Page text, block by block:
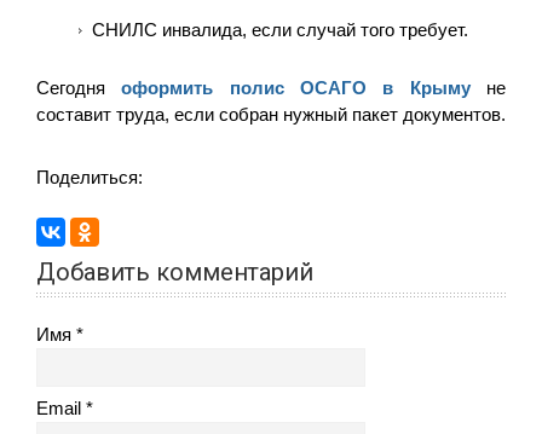
СНИЛС инвалида, если случай того требует.
Сегодня оформить полис ОСАГО в Крымуне
составит труда, если собран нужный пакет документов.
Поделиться:
Добавить комментарий
Имя
Email